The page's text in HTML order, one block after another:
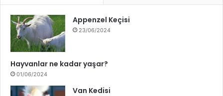
Appenzel Keçisi
23/06/2024
Hayvanlar ne kadar yaşar?
01/06/2024
Van Kedisi